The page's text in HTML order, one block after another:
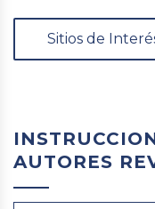
Sitios de
AUTORES